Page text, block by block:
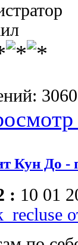
3060
Кун До -
: 10 01